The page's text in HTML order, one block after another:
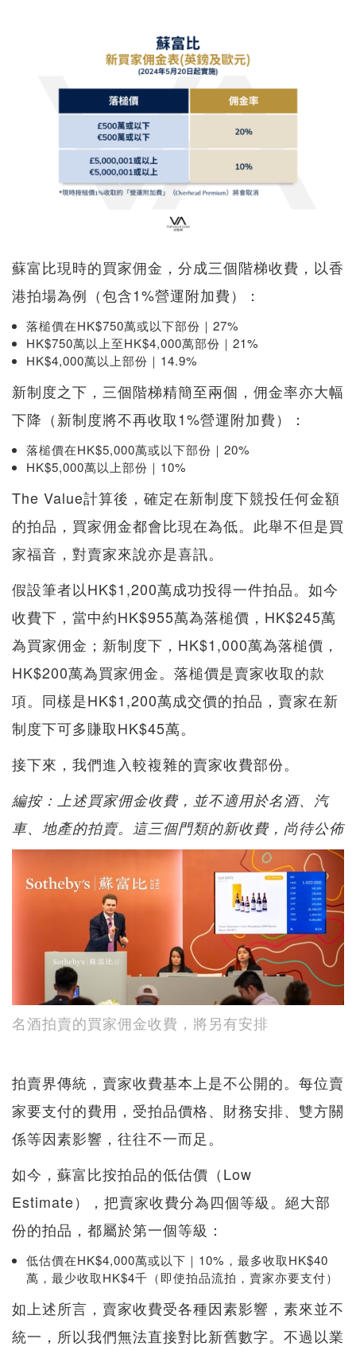
蘇富比現時的買家佣金，分成三個階梯收費，以香
港拍場為例（包含1%營運附加費）：
落槌價在HK$750萬或以下部份｜27%
HK$750萬以上至HK$4,000萬部份｜21%
HK$4,000萬以上部份｜14.9%
新制度之下，三個階梯精簡至兩個，佣金率亦大幅
下降（新制度將不再收取1%營運附加費）：
落槌價在HK$5,000萬或以下部份｜20%
HK$5,000萬以上部份｜10%
The Value計算後，確定在新制度下競投任何金額
的拍品，買家佣金都會比現在為低。此舉不但是買
家福音，對賣家來說亦是喜訊。
假設筆者以HK$1,200萬成功投得一件拍品。如今
收費下，當中約HK$955萬為落槌價，HK$245萬
為買家佣金；新制度下，HK$1,000萬為落槌價，
HK$200萬為買家佣金。落槌價是賣家收取的款
項。同樣是HK$1,200萬成交價的拍品，賣家在新
制度下可多賺取HK$45萬。
接下來，我們進入較複雜的賣家收費部份。
編按：上述買家佣金收費，並不適用於名酒、汽
車、地產的拍賣。這三個門類的新收費，尚待公佈
名酒拍賣的買家佣金收費，將另有安排
拍賣界傳統，賣家收費基本上是不公開的。每位賣
家要支付的費用，受拍品價格、財務安排、雙方關
係等因素影響，往往不一而足。
如今，蘇富比按拍品的低估價（Low
Estimate），把賣家收費分為四個等級。絕大部
份的拍品，都屬於第一個等級：
低估價在HK$4,000萬或以下｜10%，最多收取HK$40
萬，最少收取HK$4千（即使拍品流拍，賣家亦要支付）
如上述所言，賣家收費受各種因素影響，素來並不
統一，所以我們無法直接對比新舊數字。不過以業